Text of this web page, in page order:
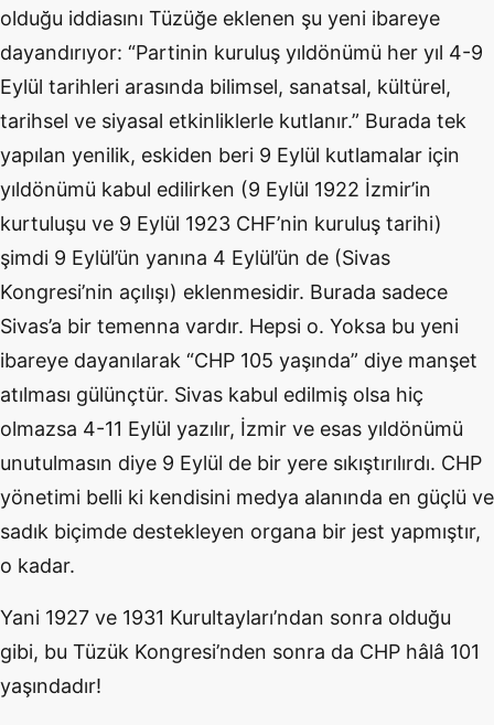
olduğu iddiasını Tüzüğe eklenen şu yeni ibareye
dayandırıyor: “Partinin kuruluş yıldönümü her yıl 4-9
Eylül tarihleri arasında bilimsel, sanatsal, kültürel,
tarihsel ve siyasal etkinliklerle kutlanır.” Burada tek
yapılan yenilik, eskiden beri 9 Eylül kutlamalar için
yıldönümü kabul edilirken (9 Eylül 1922 İzmir’in
kurtuluşu ve 9 Eylül 1923 CHF’nin kuruluş tarihi)
şimdi 9 Eylül’ün yanına 4 Eylül’ün de (Sivas
Kongresi’nin açılışı) eklenmesidir. Burada sadece
Sivas’a bir temenna vardır. Hepsi o. Yoksa bu yeni
ibareye dayanılarak “CHP 105 yaşında” diye manşet
atılması gülünçtür. Sivas kabul edilmiş olsa hiç
olmazsa 4-11 Eylül yazılır, İzmir ve esas yıldönümü
unutulmasın diye 9 Eylül de bir yere sıkıştırılırdı. CHP
yönetimi belli ki kendisini medya alanında en güçlü ve
sadık biçimde destekleyen organa bir jest yapmıştır,
o kadar.
Yani 1927 ve 1931 Kurultayları’ndan sonra olduğu
gibi, bu Tüzük Kongresi’nden sonra da CHP hâlâ 101
yaşındadır!